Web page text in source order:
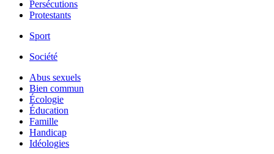
Persécutions
Protestants
Sport
Société
Abus sexuels
Bien commun
Écologie
Éducation
Famille
Handicap
Idéologies